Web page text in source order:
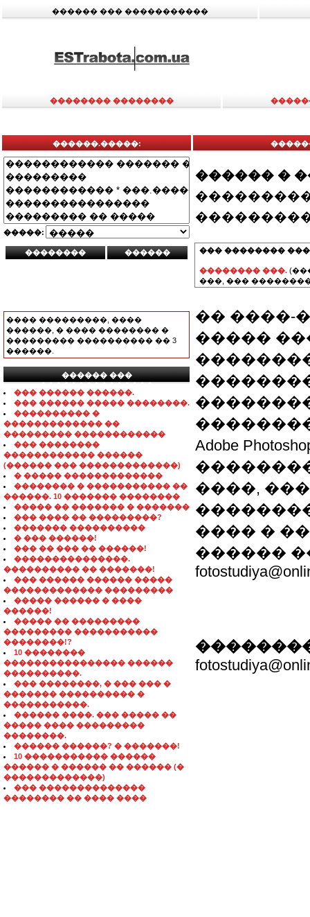
������ ��� �����������
�������� ��������
������.�����:
�����:
���� ���������, ����
������, � ���� �������� �
��������� ���������� �� 3
������.
������ ���
���������������
��� ������ ������.
��� ������ ����� ��������.
���������� �
������������� ��
��������� ������������
��� ��������
������������ ������
(������ ��� �������������)
� ����� �������������
�������� � ����������� ��
������. 10 ������� ��������
����� �� ������� � �������
��� ���� �� ���������?
������� ����������
� ��� ������!
��� �� ��� �� ������!
���������������.
���������� �� �������!
��� ������ ������ �����
������������� ���������
����� ������ � ����
������!
����� �� ���������
��������� �����������
��������!?
10 ��������
���������������� ������
����������.
��� ��������, � ��� ��� �
������� ���������� �
�����������.
������ ����. ��� ����� ��
����� ���� ���������
��������.
������ ������? � �������!
10 ����������� ������
������ � ������ �� ������ (�
�������������)
��� ��������������
�������� �� ���� ����
������ �
��� ��������
�������� ���.
���, ���
�� ����-
�����
Adobe
����,
���� �
������